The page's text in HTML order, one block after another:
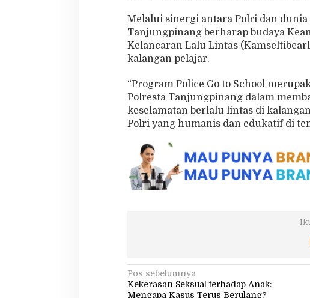
Melalui sinergi antara Polri dan
Tanjungpinang berharap budaya
Kelancaran Lalu Lintas
kalangan pelajar.
“Program Police Go to School
Polresta Tanjungpinang dalam
keselamatan berlalu lintas di
Polri yang humanis dan edukatif di
N
a
Pos sebelumnya
Kekerasan Seksual terhadap Anak:
Mengapa Kasus Terus Berulang?